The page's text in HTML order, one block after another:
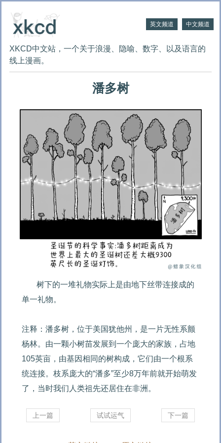
英文频道 中文频道
XKCD中文站，一个关于浪漫、隐喻、数字、以及语言的
线上漫画。
潘多树
树下的一堆礼物实际上是由地下丝带连接成的
单一礼物。
注释：潘多树，位于美国犹他州，是一片无性系颤
杨林。由一颗小树苗发展到一个庞大的家族，占地
105英亩，由基因相同的树构成，它们由一个根系
统连接。枝系庞大的“潘多”至少8万年前就开始萌发
了，当时我们人类祖先还居住在非洲。
上一篇 下一篇
试试运气